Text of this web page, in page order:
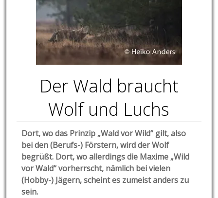
Der Wald braucht
Wolf und Luchs
Dort, wo das Prinzip „Wald vor Wild“ gilt, also
bei den (Berufs-) Förstern, wird der Wolf
begrüßt. Dort, wo allerdings die Maxime „Wild
vor Wald“ vorherrscht, nämlich bei vielen
(Hobby-) Jägern, scheint es zumeist anders zu
sein.